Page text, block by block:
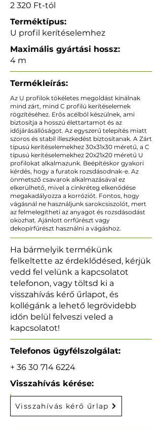
2 320 Ft-tól
Terméktípus:
U profil kerítéselemhez
Maximális gyártási hossz:
4 m
Termékleírás:
Az U profilok tökéletes megoldást kínálnak
mind zárt, mind C profilú kerítéselemek
rögzítéséhez. Erős acélból készülnek, ami
biztosítja a hosszú élettartamot és az
időjárásállóságot. Az egyszerű telepítés miatt
szoros és stabil illeszkedést biztosítanak. A Zárt
típusú kerítéselemekhez 30x31x30 méretű, a C
típusú kerítéselemekhez 20x21x20 méretű U
profilokat alkalmazunk. Beépítéskor gyakori
kérdés, hogy a furatok rozsdásodnak-e. Az
önmetsző csavarok alkalmazásával ez
elkerülhető, mivel a cinkréteg elkenődése
megakadályozza a korróziót. Fontos, hogy
vágásnál ne használjunk sarokcsiszolót, mert
az felmelegítheti az anyagot és rozsdásodást
okozhat. Ajánlott orrfűrészt vagy
dekopírfűrészt használni a vágáshoz.
Ha bármelyik termékünk
felkeltette az érdeklődésed, kérjük
vedd fel velünk a kapcsolatot
telefonon, vagy töltsd ki a
visszahívás kérő űrlapot, és
kollégánk a lehető legrövidebb
időn belül felveszi veled a
kapcsolatot!
Telefonos ügyfélszolgálat:
+ 36 30 714 6224
Visszahívás kérése:
Visszahívás kérő űrlap